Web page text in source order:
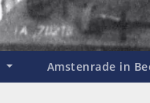
Amstenrade in